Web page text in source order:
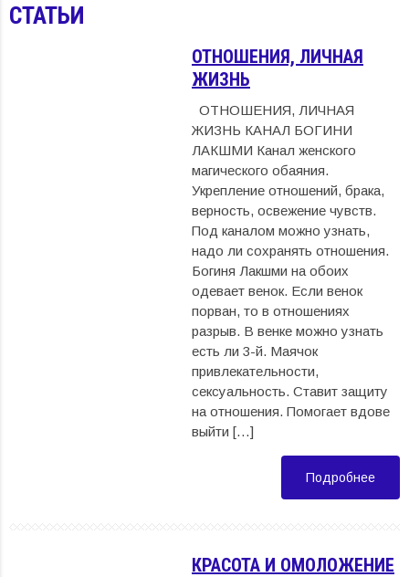
СТАТЬИ
ОТНОШЕНИЯ, ЛИЧНАЯ
ЖИЗНЬ
ОТНОШЕНИЯ, ЛИЧНАЯ
ЖИЗНЬ КАНАЛ БОГИНИ
ЛАКШМИ Канал женского
магического обаяния.
Укрепление отношений, брака,
верность, освежение чувств.
Под каналом можно узнать,
надо ли сохранять отношения.
Богиня Лакшми на обоих
одевает венок. Если венок
порван, то в отношениях
разрыв. В венке можно узнать
есть ли 3-й. Маячок
привлекательности,
сексуальность. Ставит защиту
на отношения. Помогает вдове
выйти […]
Подробнее
КРАСОТА И ОМОЛОЖЕНИЕ